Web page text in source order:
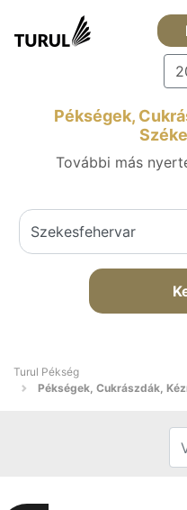
Pékségek,
További más
Turul Pékség
Pékségek, Cukrászdák,